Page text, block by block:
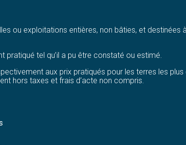
ou exploitations entières, non bâties, et
pratiqué tel qu’il a pu être constaté ou estimé.
aux prix pratiqués pour les terres les
hors taxes et frais d’acte non compris.